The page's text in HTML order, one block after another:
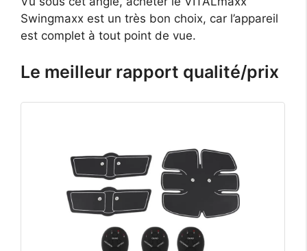
Swingmaxx est un très bon choix, car l’appareil
est complet à tout point de vue.
Le meilleur rapport qualité/prix